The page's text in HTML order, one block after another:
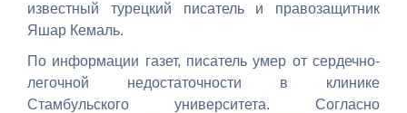
известный турецкий писатель и правозащитник
Яшар Кемаль.
По информации газет, писатель умер от сердечно-
легочной недостаточности в клинике
Стамбульского университета. Согласно